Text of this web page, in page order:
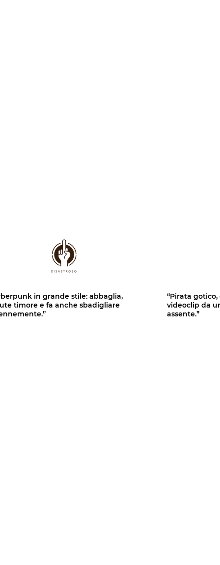
in grande stile: abbaglia,
timore e fa anche sbadigliare
“Pirata
videoclip da
assente.”